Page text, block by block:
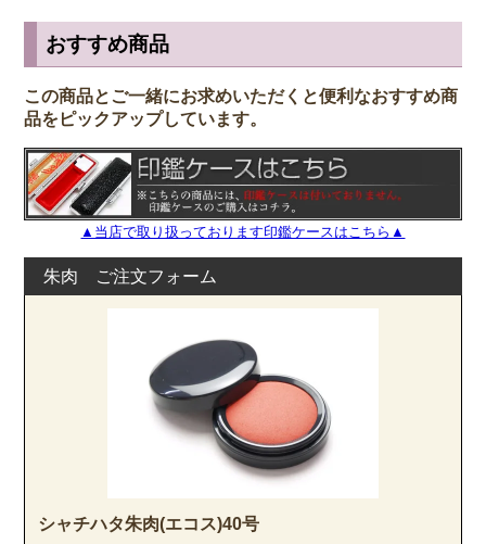
おすすめ商品
この商品とご一緒にお求めいただくと便利なおすすめ商
品をピックアップしています。
▲当店で取り扱っております印鑑ケースはこちら▲
朱肉 ご注文フォーム
シャチハタ朱肉(エコス)40号